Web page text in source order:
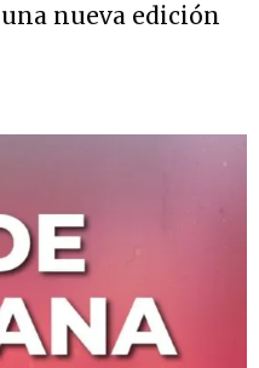
nueva edición